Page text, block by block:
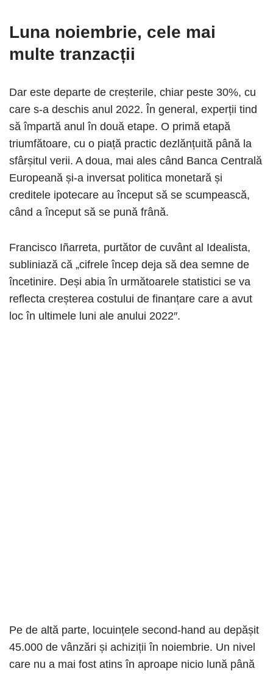
Luna noiembrie, cele mai
multe tranzacții
Dar este departe de creșterile, chiar peste 30%, cu
care s-a deschis anul 2022. În general, experții tind
să împartă anul în două etape. O primă etapă
triumfătoare, cu o piață practic dezlănțuită până la
sfârșitul verii. A doua, mai ales când Banca Centrală
Europeană și-a inversat politica monetară și
creditele ipotecare au început să se scumpească,
când a început să se pună frână.
Francisco Iñarreta, purtător de cuvânt al Idealista,
subliniază că „cifrele încep deja să dea semne de
încetinire. Deși abia în următoarele statistici se va
reflecta creșterea costului de finanțare care a avut
loc în ultimele luni ale anului 2022″.
Pe de altă parte, locuințele second-hand au depășit
45.000 de vânzări și achiziții în noiembrie. Un nivel
care nu a mai fost atins în aproape nicio lună până